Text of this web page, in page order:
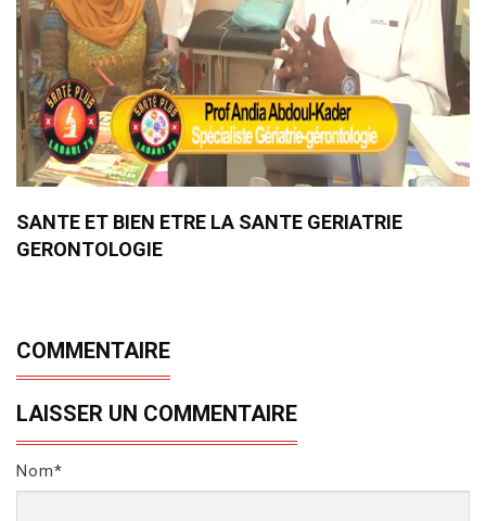
SANTE ET BIEN ETRE LA SANTE GERIATRIE
GERONTOLOGIE
COMMENTAIRE
LAISSER UN COMMENTAIRE
Nom*